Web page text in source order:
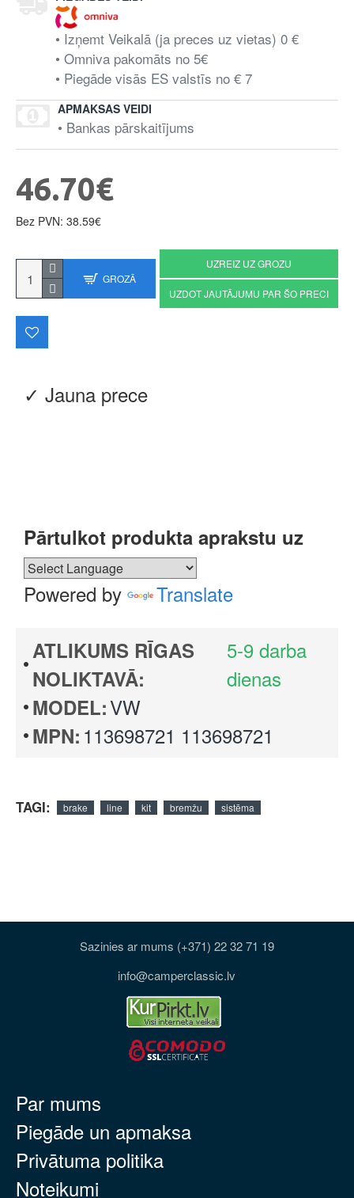
• Izņemt Veikalā (ja preces uz vietas) 0 €
• Omniva pakomāts no 5€
• Piegāde visās ES valstīs no € 7
APMAKSAS VEIDI
• Bankas pārskaitījums
✓ Jauna prece
Pārtulkot produkta aprakstu uz
Powered by Translate
ATLIKUMS RĪGAS
NOLIKTAVĀ:
5-9 darba
dienas
MODEL:VW
MPN: 113698721 113698721
46.70€
Bez PVN: 38.59€
GROZĀ
UZREIZ UZ GROZU
UZDOT JAUTĀJUMU PAR ŠO PRECI
TAGI: brake line kit bremžu sistēma
Sazinies ar mums (+371) 22 32 71 19
info@camperclassic.lv
Par mums
Piegāde un apmaksa
Privātuma politika
Noteikumi